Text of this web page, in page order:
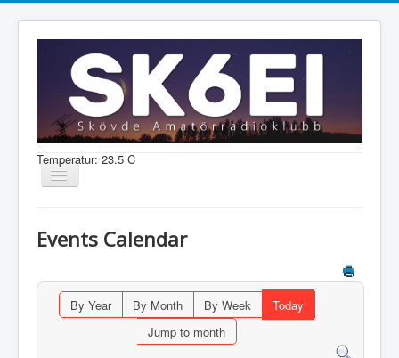
Temperatur: 23.5 C
Visa/dölj
Information
Aktiviteter
Medlem
Events Calendar
By Year By Month By Week
Today
Jump to month